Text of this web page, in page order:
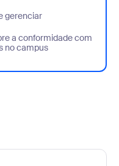
gerenciar
e gerenciar
a conformidade com
no campus
sobre a conformidade